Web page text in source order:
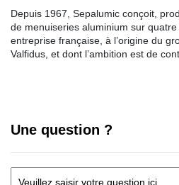
Depuis 1967, Sepalumic conçoit,
de menuiseries aluminium sur quatre
entreprise française, à l’origine du
Valfidus, et dont l’ambition est de
Une question ?